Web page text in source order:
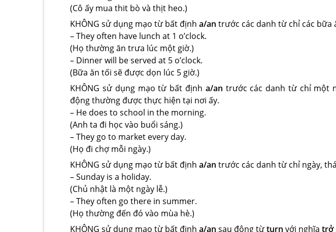
(Cô ấy mua thit bò và thịt heo.)
KHÔNG sử dụng mạo từ bất địnha/an trước các danh từ chỉ các bữa
– They often have lunch at 1 o’clock.
(Họ thường ăn trưa lúc một giờ.)
– Dinner will be served at 5 o’clock.
(Bữa ăn tối sẽ được dọn lúc 5 giờ.)
KHÔNG sử dụng mạo từ bất định a/an trước các danh từ chỉ một
động thường được thực hiện tại nơi ấy.
– He does to school in the morning.
(Anh ta đi học vào buổi sáng.)
– They go to market every day.
(Họ đi chợ mỗi ngày.)
KHÔNG sử dụng mạo từ bất địnha/an trước các danh từ chỉ ngày,
– Sunday is a holiday.
(Chủ nhật là một ngày lễ.)
– They often go there in summer.
(Họ thường đến đó vào mùa hè.)
KHÔNG sử dụng mạo từ bất địnha/an sau động từturn với nghĩatrở